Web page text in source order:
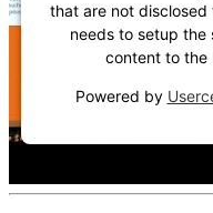
that are not disclosed
needs to setup the
content to the
Powered by